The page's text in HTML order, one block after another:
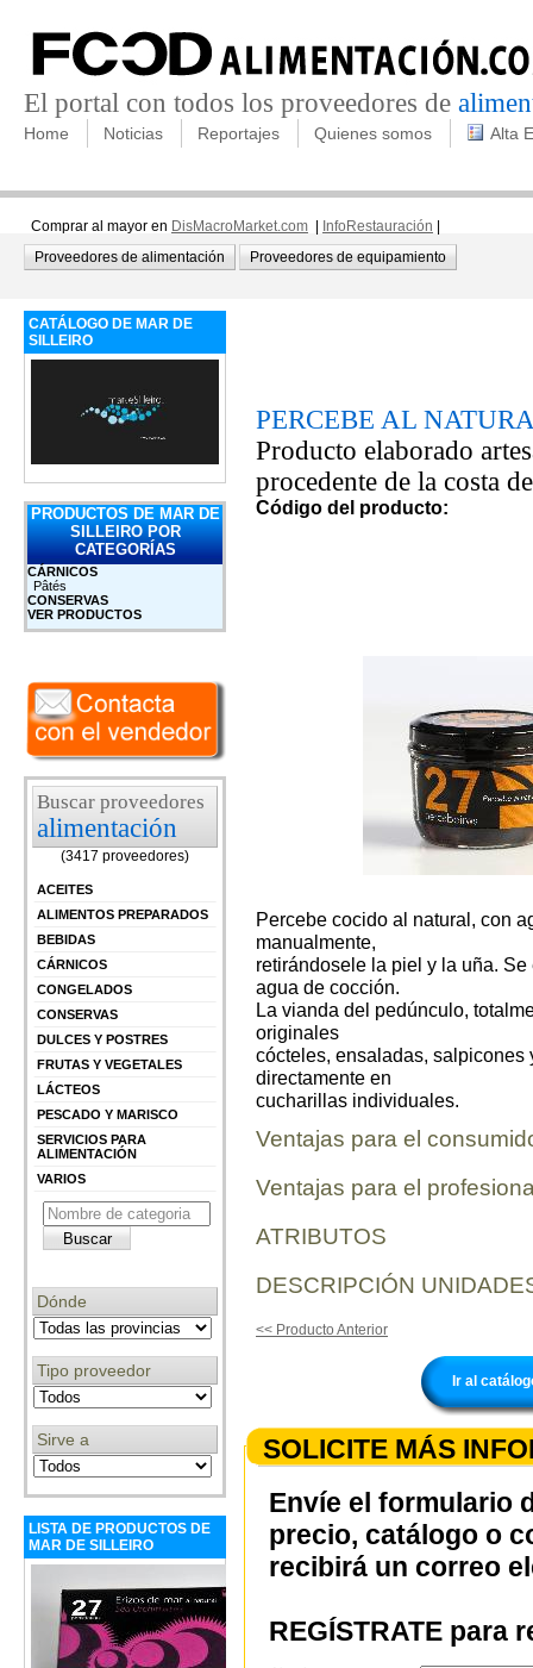
El portal con todos los proveedores de
Home Noticias Reportajes Quienes somos Alta
Comprar al mayor en DisMacroMarket.com InfoRestauración
Proveedores de alimentación
Proveedores de equipamiento
CATÁLOGO DE MAR DE
SILLEIRO
PRODUCTOS DE MAR DE
SILLEIRO POR
CATEGORÍAS
CÁRNICOS
Pâtés
CONSERVAS
VER PRODUCTOS
Buscar proveedores
alimentación
(3417 proveedores)
ACEITES
ALIMENTOS PREPARADOS
BEBIDAS
CÁRNICOS
CONGELADOS
CONSERVAS
DULCES Y POSTRES
FRUTAS Y VEGETALES
LÁCTEOS
PESCADO Y MARISCO
SERVICIOS PARA
ALIMENTACIÓN
VARIOS
Dónde
Tipo proveedor
Sirve a
LISTA DE PRODUCTOS DE
MAR DE SILLEIRO
PERCEBE AL
Producto elaborado
procedente de la costa
Código del producto:
Percebe cocido al natural, con
manualmente,
retirándosele la piel y la uña.
agua de cocción.
La vianda del pedúnculo,
originales
cócteles, ensaladas, salpicones
directamente en
cucharillas individuales.
Ventajas para el
Ventajas para el
ATRIBUTOS
DESCRIPCIÓN
<< Producto Anterior
Ir al
SOLICITE MÁS
Envíe el formulario
precio, catálogo o
recibirá un correo
REGÍSTRATE para